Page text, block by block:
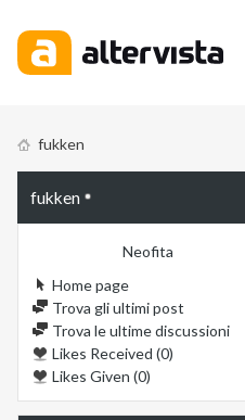
fukken
fukken
Neofita
Home page
Trova gli ultimi post
Trova le ultime discussioni
Likes Received (0)
Likes Given (0)